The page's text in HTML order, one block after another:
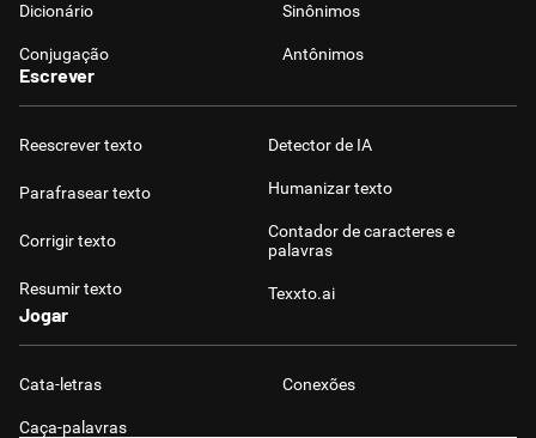
Dicionário Sinônimos
Conjugação Antônimos
Escrever
Reescrever texto
Parafrasear texto
Corrigir texto
Resumir texto
Detector de IA
Humanizar texto
Contador de caracteres e
palavras
Texxto.ai
Jogar
Cata-letras Conexões
Caça-palavras